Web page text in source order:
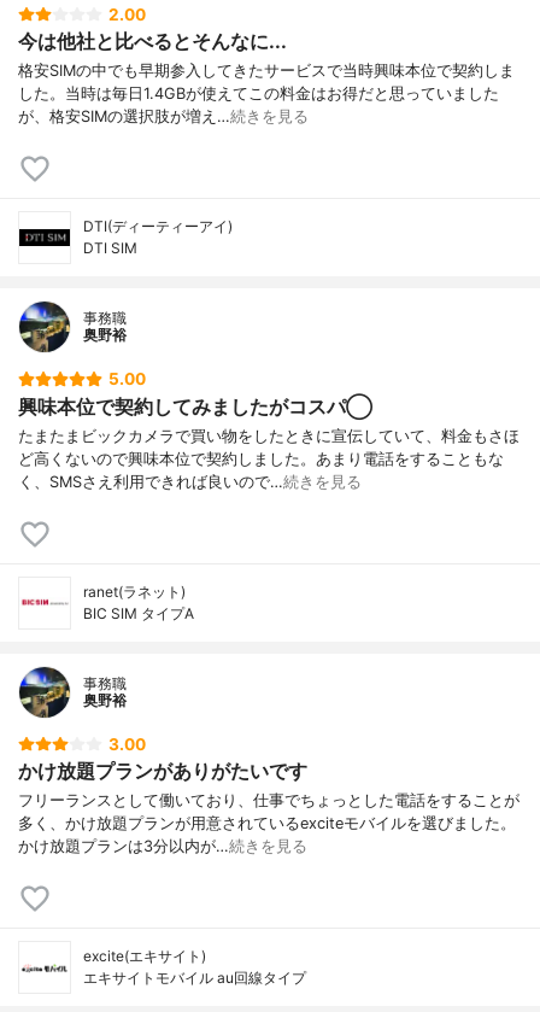
2.00
今は他社と比べるとそんなに...
格安SIMの中でも早期参入してきたサービスで当時興味本位で契約しま
した。当時は毎日1.4GBが使えてこの料金はお得だと思っていました
が、格安SIMの選択肢が増え…続きを見る
DTI(ディーティーアイ)
DTI SIM
事務職
奥野裕
5.00
興味本位で契約してみましたがコスパ◯
たまたまビックカメラで買い物をしたときに宣伝していて、料金もさほ
ど高くないので興味本位で契約しました。あまり電話をすることもな
く、SMSさえ利用できれば良いので…続きを見る
ranet(ラネット)
BIC SIM タイプA
事務職
奥野裕
3.00
かけ放題プランがありがたいです
フリーランスとして働いており、仕事でちょっとした電話をすることが
多く、かけ放題プランが用意されているexciteモバイルを選びました。
かけ放題プランは3分以内が…続きを見る
excite(エキサイト)
エキサイトモバイル au回線タイプ